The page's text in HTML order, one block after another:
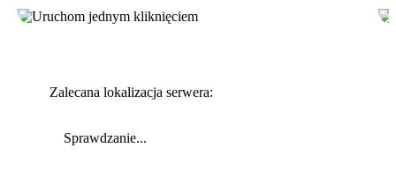
Zalecana lokalizacja serwera:
Sprawdzanie...